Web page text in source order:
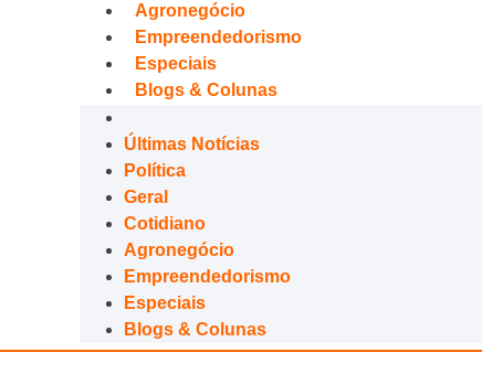
Agronegócio
Empreendedorismo
Especiais
Blogs & Colunas
Últimas Notícias
Política
Geral
Cotidiano
Agronegócio
Empreendedorismo
Especiais
Blogs & Colunas